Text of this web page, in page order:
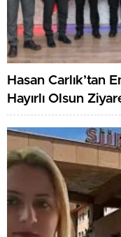
Hasan Carlık’tan
Hayırlı Olsun